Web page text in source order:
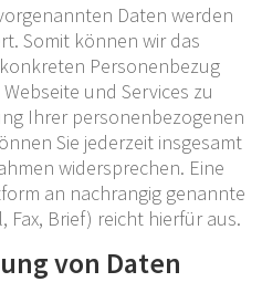
Daten werden
Somit können wir das
Personenbezug
und Services zu
Ihrer personenbezogenen
Sie jederzeit insgesamt
widersprechen. Eine
an nachrangig genannte
Fax, Brief) reicht hierfür aus.
von Daten